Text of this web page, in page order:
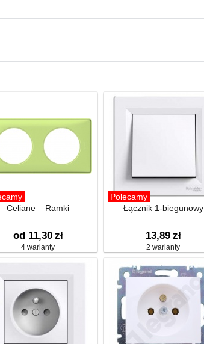
Celiane – Ramki
od 11,30 zł
4 warianty
Polecamy
Łącznik 1-biegunowy
13,89 zł
2 warianty